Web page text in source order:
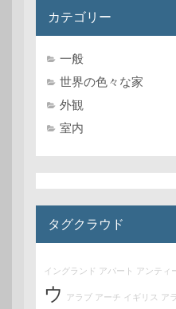
カテゴリー
一般
世界の色々な家
外観
室内
タグクラウド
イングランド アパート アンティ
ウ
アラブ アーチ イギリス ア